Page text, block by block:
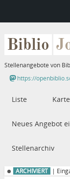
Biblio
Stellenangebote von
https://
Liste Karte
Neues Angebot
Stellenarchiv
ARCHIVIERT |